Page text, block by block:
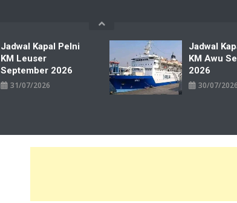
Jadwal Kapal Pelni
KM Leuser
September 2026
31/07/2026
Jadwal
KM Awu
2026
30/07/